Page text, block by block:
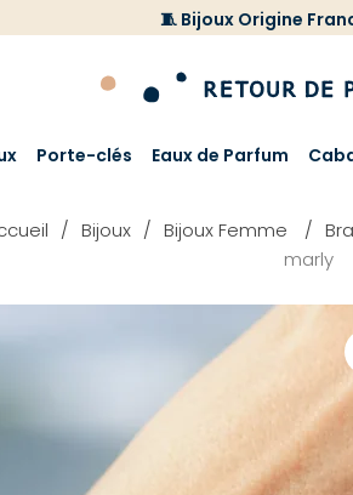
🧵 Bijoux Origine
Porte-clés Eaux de Parfum
Bijoux Bijoux Femme
marly